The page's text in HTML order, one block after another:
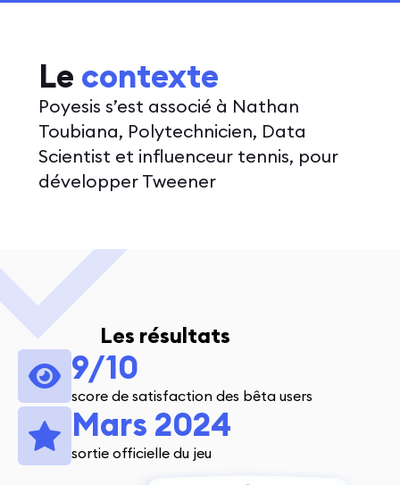
Le contexte
Poyesis s’est associé à Nathan
Toubiana, Polytechnicien, Data
Scientist et influenceur tennis, pour
développer Tweener
Les résultats
9/10
score de satisfaction des bêta users
Mars 2024
sortie officielle du jeu